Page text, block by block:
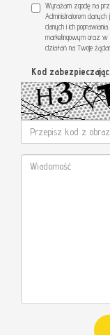
Wyrażam zgodę na
Administratorem danych
danych i ich
marketingowym oraz w
działań na Twoje
Kod